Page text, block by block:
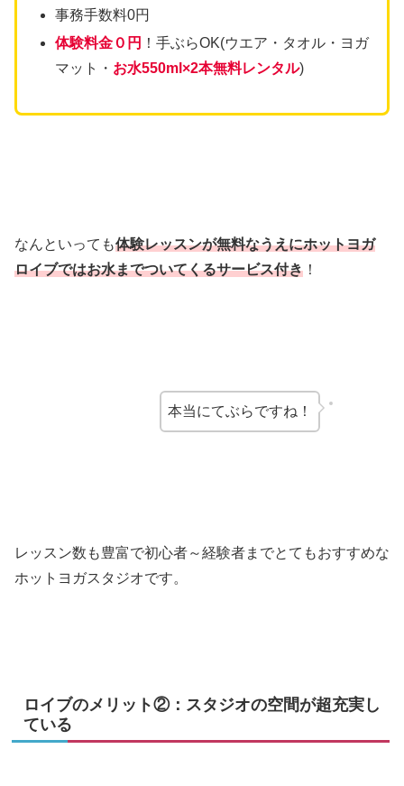
事務手数料0円
体験料金０円 ！手ぶらOK(ウエア・タオル・ヨガ
マット・ お水550ml×2本無料レンタル)
なんといっても体験レッスンが無料なうえにホットヨガ
ロイブではお水までついてくるサービス付き ！
本当にてぶらですね！
レッスン数も豊富で初心者～経験者までとてもおすすめな
ホットヨガスタジオです。
ロイブのメリット②：スタジオの空間が超充実し
ている